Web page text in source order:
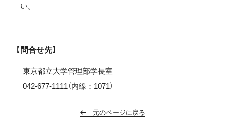
い。
【問合せ先】
東京都立大学管理部学長室
042-677-1111（内線：1071）
元のページに戻る